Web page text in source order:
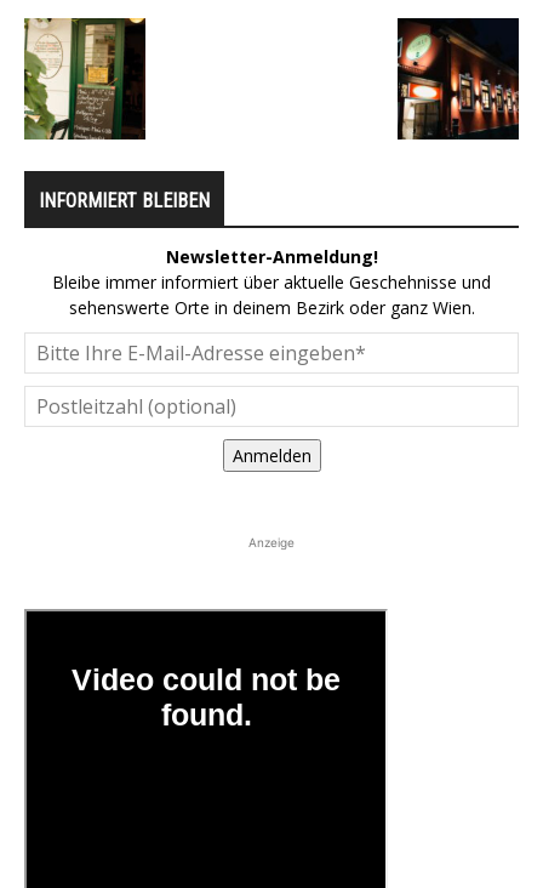
INFORMIERT BLEIBEN
Newsletter-Anmeldung!
Bleibe immer informiert über aktuelle Geschehnisse und
sehenswerte Orte in deinem Bezirk oder ganz Wien.
Anmelden
Anzeige